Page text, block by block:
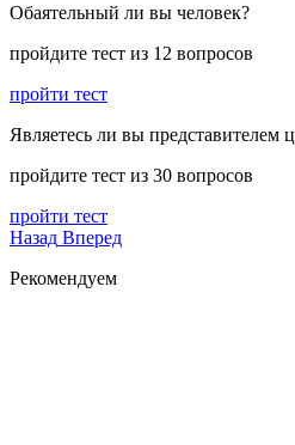
Обаятельный ли вы человек?
пройдите тест из 12 вопросов
пройти тест
Являетесь ли вы представителем
пройдите тест из 30 вопросов
пройти тест
Назад Вперед
Рекомендуем